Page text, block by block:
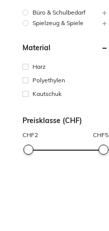
Büro & Schulbedarf
Spielzeug & Spiele
Material
Harz
Polyethylen
Kautschuk
Preisklasse (CHF)
CHF2 CHF5